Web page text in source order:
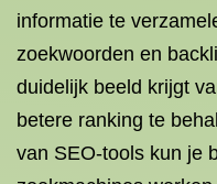
informatie te
zoekwoorden en
duidelijk beeld krijgt
betere ranking te
van SEO-tools kun je